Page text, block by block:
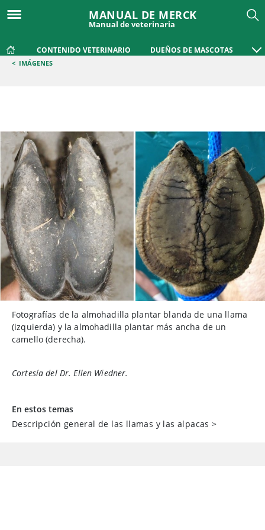
MANUAL DE MERCK
Manual de veterinaria
CONTENIDO VETERINARIO DUEÑOS DE MASCOTAS
< IMÁGENES
Fotografías de la almohadilla plantar blanda de una llama
(izquierda) y la almohadilla plantar más ancha de un
camello (derecha).
Cortesía del Dr. Ellen Wiedner.
En estos temas
Descripción general de las llamas y las alpacas >